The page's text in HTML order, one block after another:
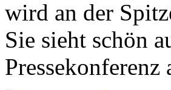
wird an der
Sie sieht schön
Pressekonferenz